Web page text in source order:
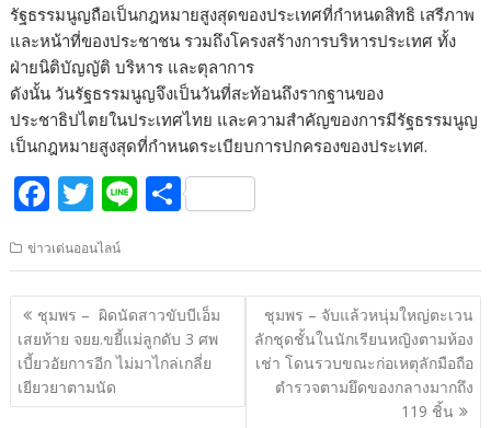
รัฐธรรมนูญถือเป็นกฎหมายสูงสุดของประเทศที่กำหนดสิทธิ เสรีภาพ
และหน้าที่ของประชาชน รวมถึงโครงสร้างการบริหารประเทศ ทั้ง
ฝ่ายนิติบัญญัติ บริหาร และตุลาการ
ดังนั้น วันรัฐธรรมนูญจึงเป็นวันที่สะท้อนถึงรากฐานของ
ประชาธิปไตยในประเทศไทย และความสำคัญของการมีรัฐธรรมนูญ
เป็นกฎหมายสูงสุดที่กำหนดระเบียบการปกครองของประเทศ.
F
e
b
o
o
k
T
w
itt
er
Li
e
S
ar
e
ข่าวเด่นออนไลน์
แนะแนว
เรื่อง
ชุมพร – ผิดนัดสาวขับบีเอ็ม
เสยท้าย จยย.ขยี้แม่ลูกดับ 3 ศพ
เบี้ยวอัยการอีก ไม่มาไกล่เกลี่ย
เยียวยาตามนัด
ชุมพร – จับแล้วหนุ่มใหญ่ตะเวน
ลักชุดชั้นในนักเรียนหญิงตามห้อง
เช่า โดนรวบขณะก่อเหตุลักมือถือ
ตำรวจตามยึดของกลางมากถึง
119 ชิ้น